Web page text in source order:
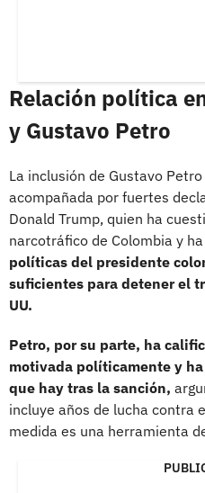
Relación política
y Gustavo Petro
La inclusión de Gustavo
acompañada por fuertes
Donald Trump, quien ha
narcotráfico de Colombia y
políticas del presidente
suficientes para detener el
UU.
Petro, por su parte, ha
motivada políticamente y
que hay tras la sanción,
incluye años de lucha contra
medida es una herramienta